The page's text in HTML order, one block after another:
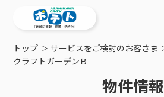
ご検討中の方
トップ サービスをご検討のお客さま
クラフトガーデンＢ
物件情報